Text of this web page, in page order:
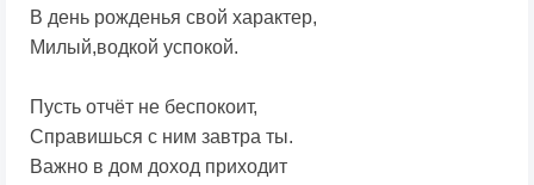
В день рожденья свой характер,
Милый,водкой успокой.
Пусть отчёт не беспокоит,
Справишься с ним завтра ты.
Важно в дом доход приходит